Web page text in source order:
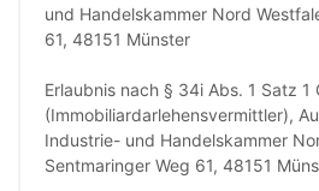
und Handelskammer Nord
61, 48151 Münster
Erlaubnis nach § 34i Abs. 1 Satz 1
(Immobiliardarlehensvermittler),
Industrie- und Handelskammer
Sentmaringer Weg 61, 48151